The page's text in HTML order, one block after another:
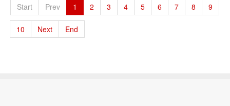
Start Prev 1 2 3 4 5 6 7 8 9
10 Next End